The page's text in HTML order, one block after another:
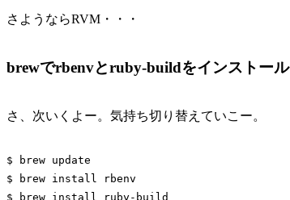
さようならRVM・・・
brewでrbenvとruby-buildをインストール
さ、次いくよー。気持ち切り替えていこー。
$ brew update
$ brew install rbenv